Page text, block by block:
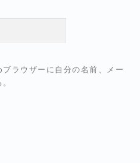
ラウザーに自分の名前、メー